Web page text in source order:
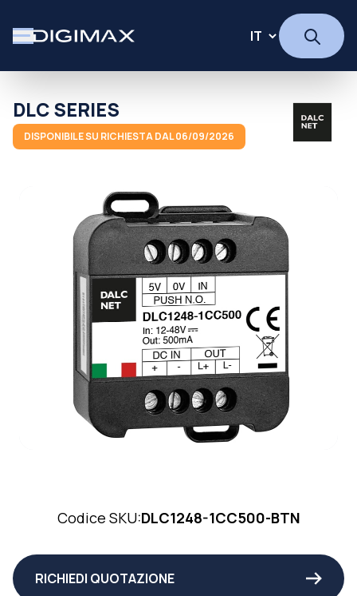
DLC SERIES
DISPONIBILE SU RICHIESTA DAL 06/09/2026
Codice SKU:DLC1248-1CC500-BTN
RICHIEDI QUOTAZIONE